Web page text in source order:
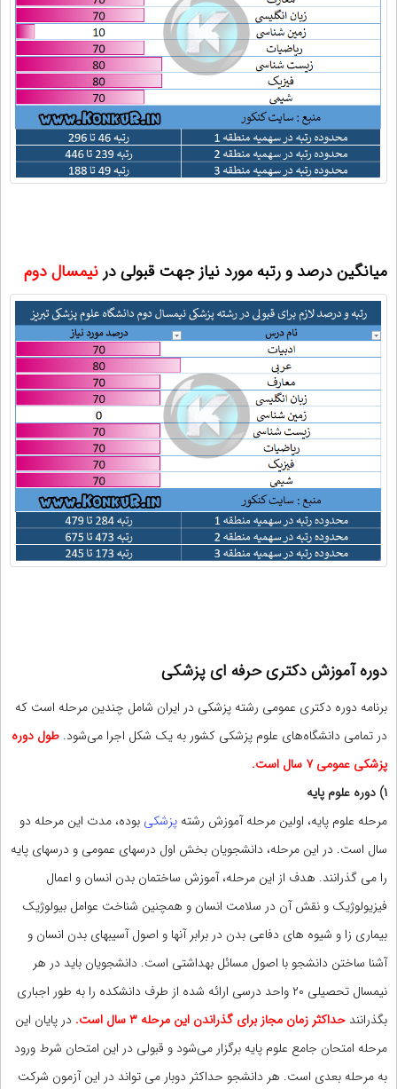
میانگین درصد و رتبه مورد نیاز جهت قبولی در نیمسال دوم
دوره آموزش دکتری حرفه ای پزشکی
برنامه دوره دکتری عمومی رشته پزشکی در ایران شامل چندین مرحله است که
در تمامی دانشگاه‌های علوم پزشکی کشور به یک شکل اجرا می‌شود. طول دوره
پزشکی عمومی ۷ سال است.
۱) دوره علوم پایه
مرحله علوم پایه، اولین مرحله آموزش رشته پزشکی بوده، مدت این مرحله دو
سال است. در این مرحله، دانشجویان بخش اول درسهای عمومی و درسهای پایه
را می گذرانند. هدف از این مرحله، آموزش ساختمان بدن انسان و اعمال
فیزیولوژیک و نقش آن در سلامت انسان و همچنین شناخت عوامل بیولوژیک
بیماری زا و شیوه های دفاعی بدن در برابر آنها و اصول آسیبهای بدن انسان و
آشنا ساختن دانشجو با اصول مسائل بهداشتی است. دانشجویان باید در هر
نیمسال تحصیلی ۲۰ واحد درسی ارائه شده از طرف دانشکده را به طور اجباری
بگذرانند حداکثر زمان مجاز برای گذراندن این مرحله ۳ سال است.
در پایان این
مرحله امتحان جامع علوم پایه برگزار می‌شود و قبولی در این امتحان شرط ورود
به مرحله بعدی است. هر دانشجو حداکثر دوبار می تواند در این آزمون شرکت